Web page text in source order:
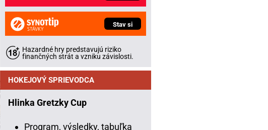
Stav si
Hazardné hry predstavujú riziko
finančných strát a vzniku závislosti.
HOKEJOVÝ SPRIEVODCA
Hlinka Gretzky Cup
Program, výsledky, tabuľka